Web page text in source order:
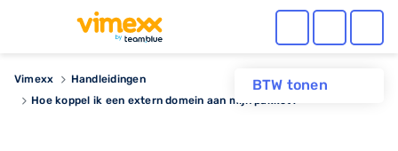
BTW tonen
Vimexx
Handleidingen
Hoe koppel ik een extern domein aan mijn pakket?